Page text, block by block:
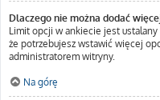
Dlaczego nie można dodać
Limit opcji w ankiecie jest ustalany
że potrzebujesz wstawić więcej
administratorem witryny.
Na górę